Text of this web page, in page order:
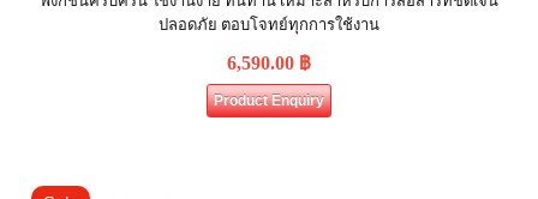
ปลอดภัย ตอบโจทย์ทุกการใช้งาน
6,590.00 ฿
Product Enquiry